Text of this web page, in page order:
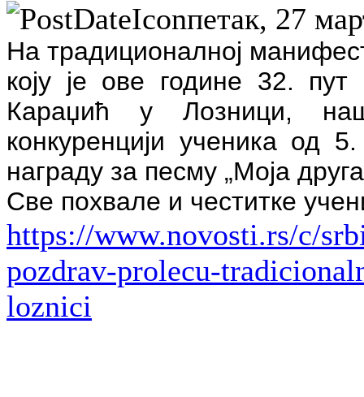
петак, 27
На традиционалној
коју је ове године 32.
Караџић у Лозници,
конкуренцији ученика од
награду за песму „Моја
Све похвале и честитке
https://www.novosti.rs/c/
pozdrav-prolecu-
loznici